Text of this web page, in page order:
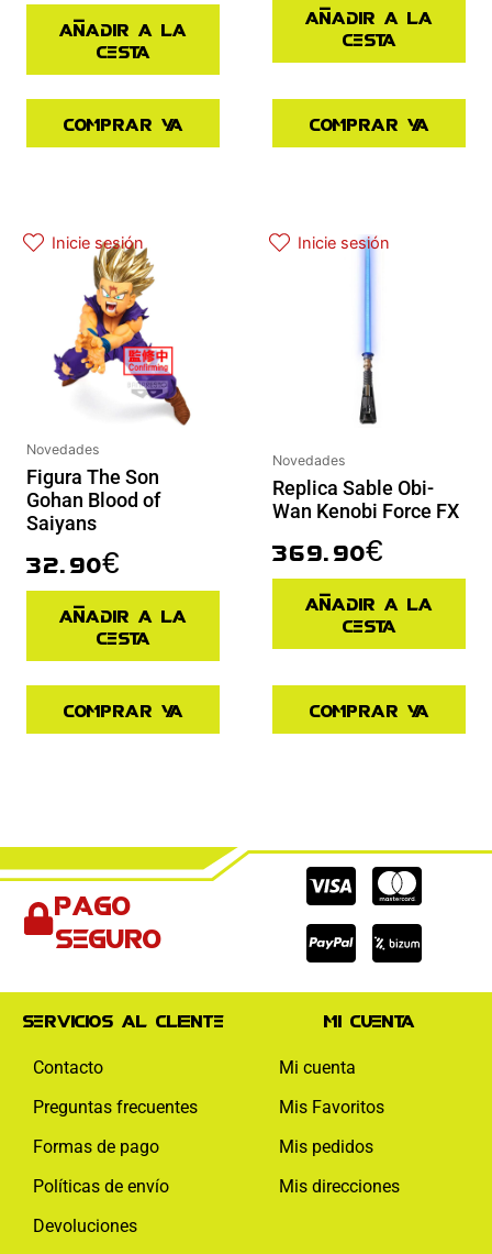
Añadir a la
cesta
Comprar ya
Añadir a la
cesta
Comprar ya
Inicie sesión
Novedades
Figura The Son
Gohan Blood of
Saiyans
32.90€
Añadir a la
cesta
Comprar ya
Inicie sesión
Novedades
Replica Sable Obi-
Wan Kenobi Force FX
369.90€
Añadir a la
cesta
Comprar ya
Pago
seguro
Cc-
visa
Cc-
Cc-
paypal
Servicios al cliente
Contacto
Preguntas frecuentes
Formas de pago
Políticas de envío
Devoluciones
Mi cuenta
Mi cuenta
Mis Favoritos
Mis pedidos
Mis direcciones